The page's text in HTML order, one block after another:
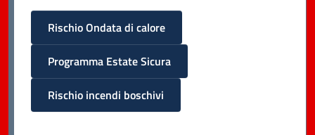
Rischio Ondata di calore
Programma Estate Sicura
Rischio incendi boschivi